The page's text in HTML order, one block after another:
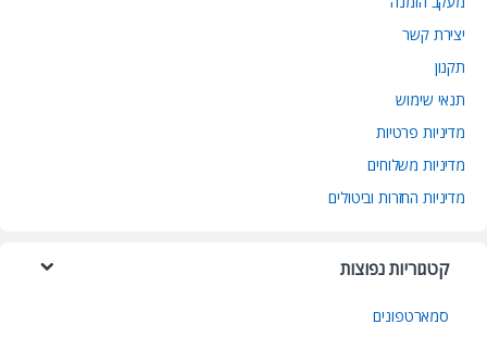
יצירת קשר
תקנון
תנאי שימוש
מדיניות פרטיות
מדיניות משלוחים
מדיניות החזרות וביטולים
קטגוריות נפוצות
סמארטפונים